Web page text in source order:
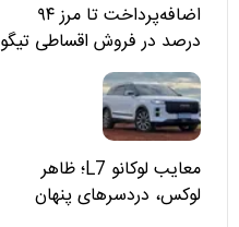
اضافه‌پرداخت تا مرز ۹۴
درصد در فروش اقساطی تیگو
۸؛ مسئولان «مبین خودرو» را
نمی‌بینند؟
معایب لوکانو L7؛ ظاهر
لوکس، دردسرهای پنهان